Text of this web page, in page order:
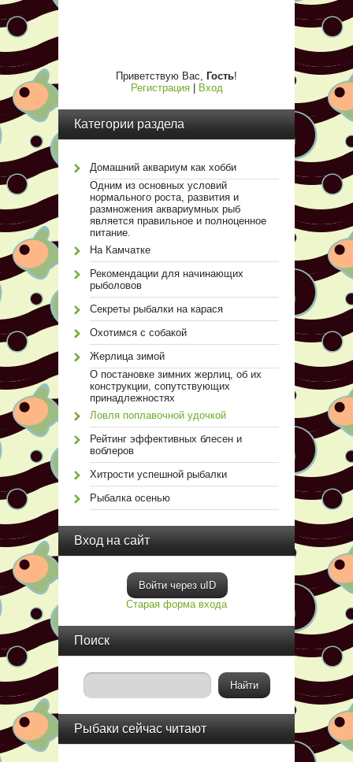
Приветствую Вас, Гость!
Регистрация| Вход
Категории раздела
Домашний аквариум как хобби
Одним из основных условий
нормального роста, развития и
размножения аквариумных рыб
является правильное и полноценное
питание.
На Камчатке
Рекомендации для начинающих
рыболовов
Секреты рыбалки на карася
Охотимся с собакой
Жерлица зимой
О постановке зимних жерлиц, об их
конструкции, сопутствующих
принадлежностях
Ловля поплавочной удочкой
Рейтинг эффективных блесен и
воблеров
Хитрости успешной рыбалки
Рыбалка осенью
Вход на сайт
Войти через uID
Старая форма входа
Поиск
Рыбаки сейчас читают